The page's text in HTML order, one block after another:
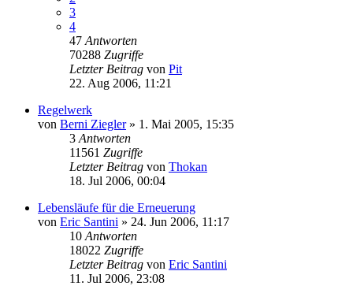
3
4
47 Antworten
70288 Zugriffe
Letzter Beitrag von Pit
22. Aug 2006, 11:21
Regelwerk
von Berni Ziegler» 1. Mai 2005, 15:35
3 Antworten
11561 Zugriffe
Letzter Beitrag von Thokan
18. Jul 2006, 00:04
Lebensläufe für die Erneuerung
von Eric Santini » 24. Jun 2006, 11:17
10 Antworten
18022 Zugriffe
Letzter Beitrag von Eric Santini
11. Jul 2006, 23:08